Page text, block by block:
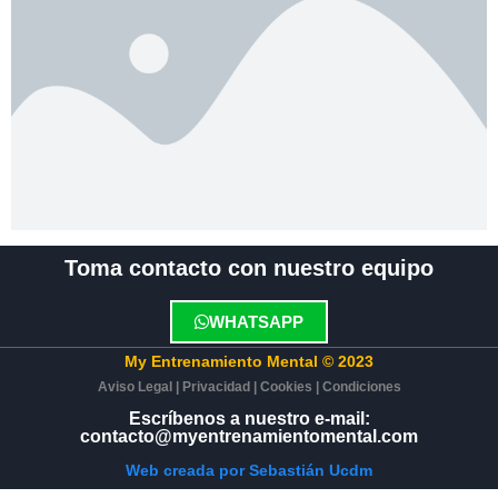
Toma contacto con nuestro equipo
WHATSAPP
My Entrenamiento Mental © 2023
Aviso Legal| Privacidad| Cookies | Condiciones
Escríbenos a nuestro e-mail:
contacto@myentrenamientomental.com​
Web creada por Sebastián Ucdm